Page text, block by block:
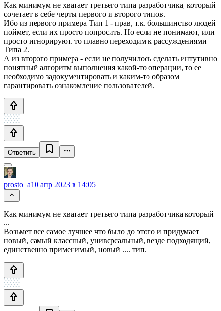
Как минимум не хватает третьего типа разработчика, который
сочетает в себе черты первого и второго типов.
Ибо из первого примера Тип 1 - прав, т.к. большинство людей
поймет, если их просто попросить. Но если не понимают, или
просто игнорируют, то плавно переходим к рассуждениями
Типа 2.
А из второго примера - если не получилось сделать интутивно
понятный алгоритм выполнения какой-то операции, то ее
необходимо задокументировать и каким-то образом
гарантировать ознакомление пользователей.
Ответить
prosto_a10 апр 2023 в 14:05
Как минимум не хватает третьего типа разработчика который
...
Возьмет все самое лучшее что было до этого и придумает
новый, самый классный, универсальный, везде подходящий,
единственно применимый, новый .... тип.